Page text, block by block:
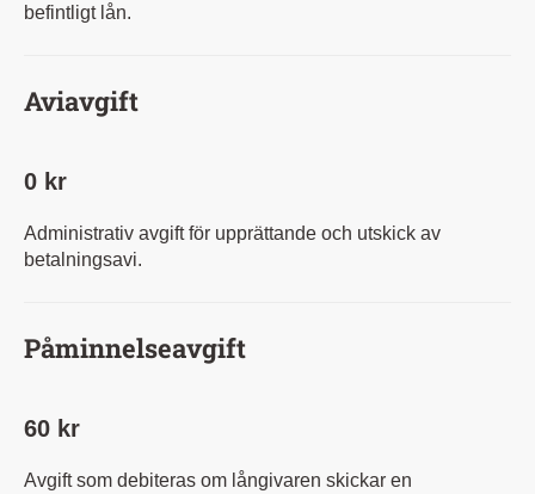
befintligt lån.
Aviavgift
0 kr
Administrativ avgift för upprättande och utskick av
betalningsavi.
Påminnelseavgift
60 kr
Avgift som debiteras om långivaren skickar en